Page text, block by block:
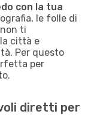
con la tua
le folle di
ti
città e
Per questo
per
diretti per